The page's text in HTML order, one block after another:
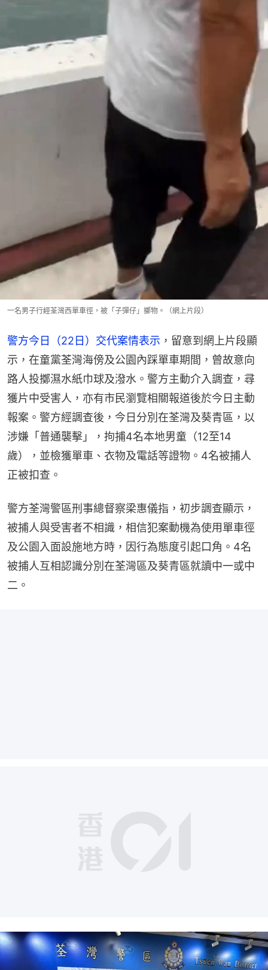
一名男子行經荃灣西單車徑，被「子彈仔」擲物。（網上片段）
警方今日（22日）交代案情表示 ，留意到網上片段顯
示，在童黨荃灣海傍及公園內踩單車期間，曾故意向
路人投擲濕水紙巾球及潑水。警方主動介入調查，尋
獲片中受害人，亦有市民瀏覽相關報道後於今日主動
報案。警方經調查後，今日分別在荃灣及葵青區，以
涉嫌「普通襲擊」，拘捕4名本地男童（12至14
歲），並檢獲單車、衣物及電話等證物。4名被捕人
正被扣查。
警方荃灣警區刑事總督察梁惠儀指，初步調查顯示，
被捕人與受害者不相識，相信犯案動機為使用單車徑
及公園入面設施地方時，因行為態度引起口角。4名
被捕人互相認識分別在荃灣區及葵青區就讀中一或中
二。